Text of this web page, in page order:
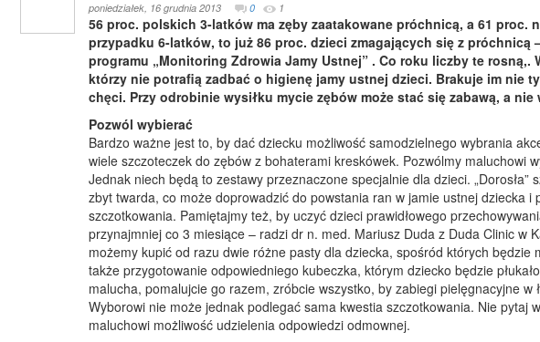
poniedziałek, 16 grudnia 2013 0 1
56 proc. polskich 3-latków ma zęby zaatakowane próchnicą, a 61 proc.
przypadku 6-latków, to już 86 proc. dzieci zmagających się z
programu „Monitoring Zdrowia Jamy Ustnej” . Co roku liczby te rosną,.
którzy nie potrafią zadbać o higienę jamy ustnej dzieci. Brakuje im nie
chęci. Przy odrobinie wysiłku mycie zębów może stać się zabawą, a nie
Pozwól wybierać
Bardzo ważne jest to, by dać dziecku możliwość samodzielnego wybrania
wiele szczoteczek do zębów z bohaterami kreskówek. Pozwólmy maluchowi
Jednak niech będą to zestawy przeznaczone specjalnie dla dzieci. „Dorosła”
zbyt twarda, co może doprowadzić do powstania ran w jamie ustnej dziecka i
szczotkowania. Pamiętajmy też, by uczyć dzieci prawidłowego
przynajmniej co 3 miesiące – radzi dr n. med. Mariusz Duda z Duda Clinic w
możemy kupić od razu dwie różne pasty dla dziecka, spośród których będzie
także przygotowanie odpowiedniego kubeczka, którym dziecko będzie
malucha, pomalujcie go razem, zróbcie wszystko, by zabiegi pielęgnacyjne w
Wyborowi nie może jednak podlegać sama kwestia szczotkowania. Nie pytaj
maluchowi możliwość udzielenia odpowiedzi odmownej.